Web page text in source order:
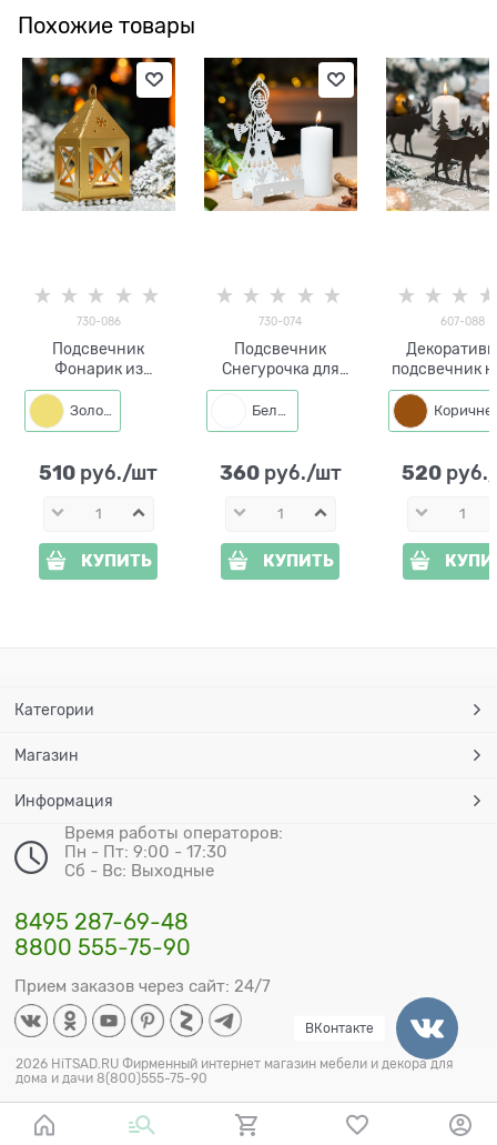
Похожие товары
730-086
Подсвечник
Фонарик из
металла
Золото
510 руб./шт
КУПИТЬ
730-074
Подсвечник
Снегурочка для
одной свечи металл
Белый
360 руб./шт
КУПИТЬ
607-088
подсвечник
свечи
520
Категории
Магазин
Информация
Время работы операторов:
Пн - Пт: 9:00 - 17:30
Сб - Вс: Выходные
8495 287-69-48
8800 555-75-90
Прием заказов через сайт: 24/7
2026 HiTSAD.RU Фирменный интернет магазин мебели и декора для
дома и дачи 8(800)555-75-90
ВКонтакте